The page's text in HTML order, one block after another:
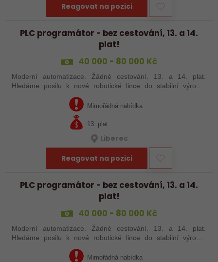
Reagovat na pozici
PLC programátor - bez cestování, 13. a 14.
plat!
40 000 - 80 000 Kč
Moderní automatizace. Žádné cestování. 13. a 14. plat.
Hledáme posilu k nové robotické lince do stabilní výrobní
jste šikovný absolvent…
Mimořádná nabídka
13. plat
Liberec
Reagovat na pozici
PLC programátor - bez cestování, 13. a 14.
plat!
40 000 - 80 000 Kč
Moderní automatizace. Žádné cestování. 13. a 14. plat.
Hledáme posilu k nové robotické lince do stabilní výrobní
jste šikovný absolvent…
Mimořádná nabídka